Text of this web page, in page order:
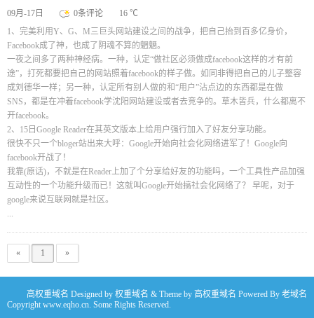
09月-17日 0条评论
16 ℃
1、完美利用Y、G、M三巨头网站建设之间的战争，把自己抬到百多亿身价，
Facebook成了神，也成了阴魂不算的魍魉。
一夜之间多了两种神经病。一种，认定“做社区必须做成facebook这样的才有前
途”，打死都要把自己的网站照着facebook的样子做。如同非得把自己的儿子整容
成刘德华一样；另一种，认定所有别人做的和“用户”沾点边的东西都是在做
SNS，都是在冲着facebook学沈阳网站建设或者去竞争的。草木皆兵，什么都离不
开facebook。
2、15日Google Reader在其英文版本上给用户强行加入了好友分享功能。
很快不只一个bloger站出来大呼：Google开始向社会化网络进军了！Google向
facebook开战了！
我靠(原话)，不就是在Reader上加了个分享给好友的功能吗，一个工具性产品加强
互动性的一个功能升级而已！这就叫Google开始搞社会化网络了？ 早呢，对于
google来说互联网就是社区。
...
« 1 »
高权重域名 Designed by 权重域名 & Theme by 高权重域名 Powered By 老域名
Copyright www.eqho.cn. Some Rights Reserved.